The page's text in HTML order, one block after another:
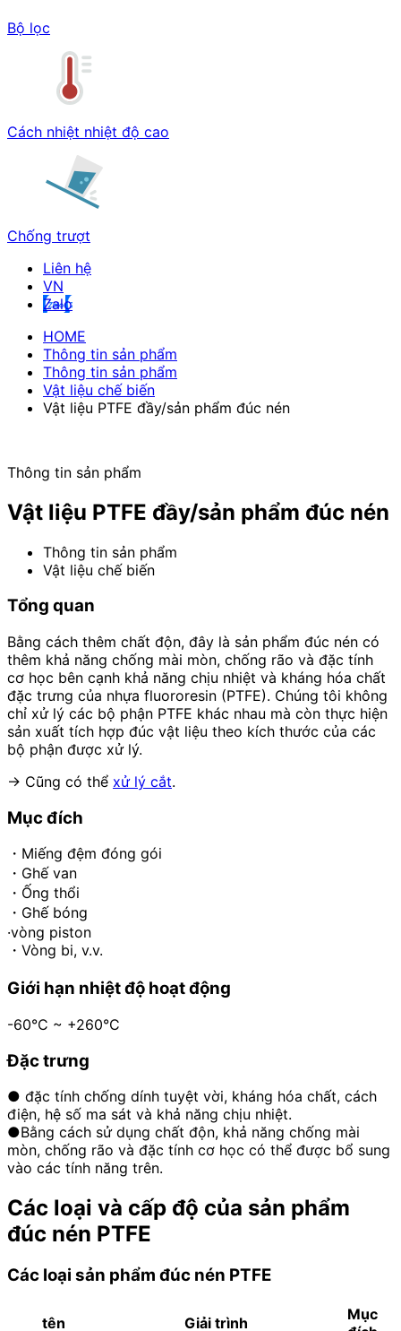
Bộ lọc
Cách nhiệt nhiệt độ cao
Chống trượt
Liên hệ
Zalo
HOME
Thông tin sản phẩm
Thông tin sản phẩm
Vật liệu chế biến
Vật liệu PTFE đầy/sản phẩm đúc nén
Thông tin sản phẩm
Vật liệu PTFE đầy/sản phẩm đúc nén
Thông tin sản phẩm
Vật liệu chế biến
Tổng quan
Bằng cách thêm chất độn, đây là sản phẩm đúc nén có
thêm khả năng chống mài mòn, chống rão và đặc tính
cơ học bên cạnh khả năng chịu nhiệt và kháng hóa chất
đặc trưng của nhựa fluororesin (PTFE). Chúng tôi không
chỉ xử lý các bộ phận PTFE khác nhau mà còn thực hiện
sản xuất tích hợp đúc vật liệu theo kích thước của các
bộ phận được xử lý.
→ Cũng có thể xử lý cắt.
Mục đích
・Miếng đệm đóng gói
・Ghế van
・Ống thổi
・Ghế bóng
·vòng piston
・Vòng bi, v.v.
Giới hạn nhiệt độ hoạt động
-60°C ~ +260°C
Đặc trưng
● đặc tính chống dính tuyệt vời, kháng hóa chất, cách
điện, hệ số ma sát và khả năng chịu nhiệt.
●Bằng cách sử dụng chất độn, khả năng chống mài
mòn, chống rão và đặc tính cơ học có thể được bổ sung
vào các tính năng trên.
Các loại và cấp độ của sản phẩm
đúc nén PTFE
Các loại sản phẩm đúc nén PTFE
tên Giải trình
Mục